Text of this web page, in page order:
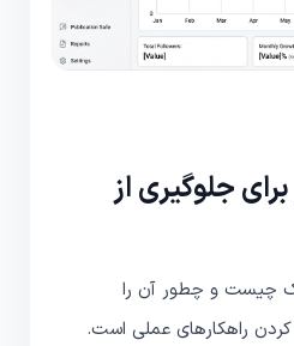
جلوگیری از
چیست و چطور آن را
راهکارهای عملی است.